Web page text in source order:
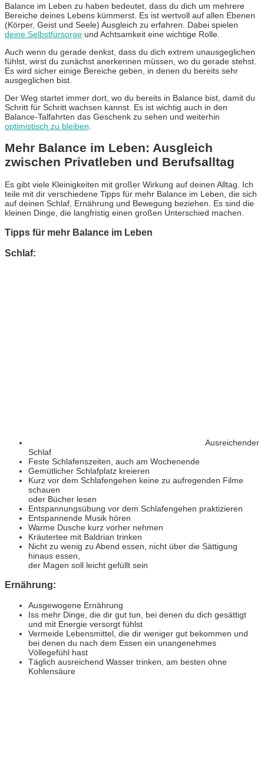
Balance im Leben zu haben bedeutet, dass du dich um mehrere
Bereiche deines Lebens kümmerst. Es ist wertvoll auf allen Ebenen
(Körper, Geist und Seele) Ausgleich zu erfahren. Dabei spielen
deine Selbstfürsorge und Achtsamkeit eine wichtige Rolle.
Auch wenn du gerade denkst, dass du dich extrem unausgeglichen
fühlst, wirst du zunächst anerkennen müssen, wo du gerade stehst.
Es wird sicher einige Bereiche geben, in denen du bereits sehr
ausgeglichen bist.
Der Weg startet immer dort, wo du bereits in Balance bist, damit du
Schritt für Schritt wachsen kannst. Es ist wichtig auch in den
Balance-Talfahrten das Geschenk zu sehen und weiterhin
optimistisch zu bleiben
Mehr Balance im Leben: Ausgleich
zwischen Privatleben und Berufsalltag
Es gibt viele Kleinigkeiten mit großer Wirkung auf deinen Alltag. Ich
teile mit dir verschiedene Tipps für mehr Balance im Leben, die sich
auf deinen Schlaf, Ernährung und Bewegung beziehen. Es sind die
kleinen Dinge, die langfristig einen großen Unterschied machen.
Tipps für mehr Balance im Leben
Schlaf:
Ausreichender
Schlaf
Feste Schlafenszeiten, auch am Wochenende
Gemütlicher Schlafplatz kreieren
Kurz vor dem Schlafengehen keine zu aufregenden Filme
schauen
oder Bücher lesen
Entspannungsübung vor dem Schlafengehen praktizieren
Entspannende Musik hören
Warme Dusche kurz vorher nehmen
Kräutertee mit Baldrian trinken
Nicht zu wenig zu Abend essen, nicht über die Sättigung
hinaus essen,
der Magen soll leicht gefüllt sein
Ernährung:
Ausgewogene Ernährung
Iss mehr Dinge, die dir gut tun, bei denen du dich gesättigt
und mit Energie versorgt fühlst
Vermeide Lebensmittel, die dir weniger gut bekommen und
bei denen du nach dem Essen ein unangenehmes
Völlegefühl hast
Täglich ausreichend Wasser trinken, am besten ohne
Kohlensäure